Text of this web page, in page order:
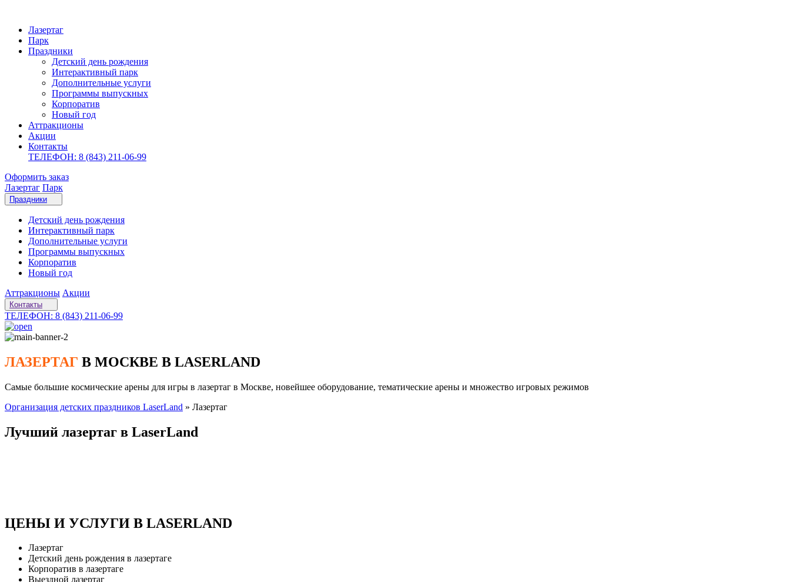
Лазертаг
Парк
Праздники
Детский день рождения
Интерактивный парк
Дополнительные услуги
Программы выпускных
Корпоратив
Новый год
Аттракционы
Акции
Контакты
ТЕЛЕФОН: 8 (843) 211-06-99
Оформить заказ
Лазертаг Парк
Праздники
Детский день рождения
Интерактивный парк
Дополнительные услуги
Программы выпускных
Корпоратив
Новый год
Аттракционы Акции
Контакты
ТЕЛЕФОН: 8 (843) 211-06-99
ЛАЗЕРТАГ В МОСКВЕ В LASERLAND
Самые большие космические арены для игры в лазертаг в Москве, новейшее оборудование, тематические арены и множество игровых режимов
Организация детских праздников LaserLand » Лазертаг
Лучший лазертаг в LaserLand
ЦЕНЫ И УСЛУГИ В LASERLAND
Лазертаг
Детский день рождения в лазертаге
Корпоратив в лазертаге
Выездной лазертаг